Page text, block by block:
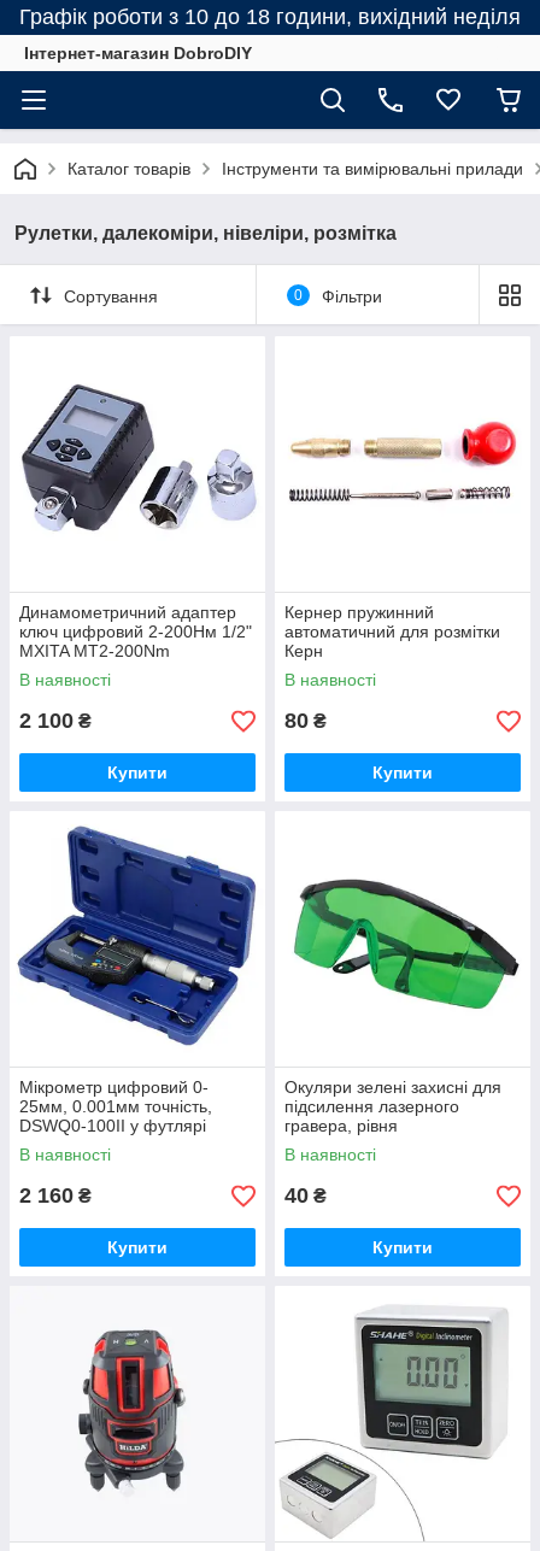
Графік роботи з 10 до 18 години, вихідний неділя
Інтернет-магазин DobroDIY
Каталог товарів Інструменти та вимірювальні прилади
Рулетки, далекоміри, нівеліри, розмітка
Сортування 0 Фільтри
Динамометричний адаптер
ключ цифровий 2-200Нм 1/2"
MXITA MT2-200Nm
В наявності
2 100 ₴
Купити
Кернер пружинний
автоматичний для розмітки
Керн
В наявності
80 ₴
Купити
Мікрометр цифровий 0-
25мм, 0.001мм точність,
DSWQ0-100II у футлярі
В наявності
2 160 ₴
Купити
Окуляри зелені захисні для
підсилення лазерного
гравера, рівня
В наявності
40 ₴
Купити